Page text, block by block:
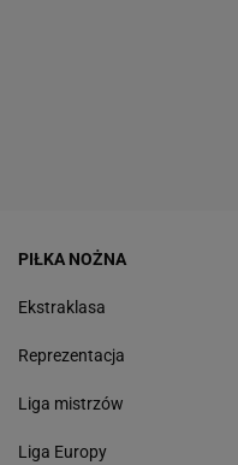
PIŁKA NOŻNA
Ekstraklasa
Reprezentacja
Liga mistrzów
Liga Europy